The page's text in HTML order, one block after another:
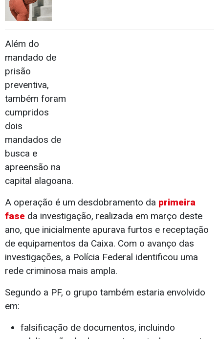
Além do
mandado de
prisão
preventiva,
também foram
cumpridos
dois
mandados de
busca e
apreensão na
capital alagoana.
A operação é um desdobramento da primeira
fase da investigação, realizada em março deste
ano, que inicialmente apurava furtos e receptação
de equipamentos da Caixa. Com o avanço das
investigações, a Polícia Federal identificou uma
rede criminosa mais ampla.
Segundo a PF, o grupo também estaria envolvido
em:
falsificação de documentos, incluindo